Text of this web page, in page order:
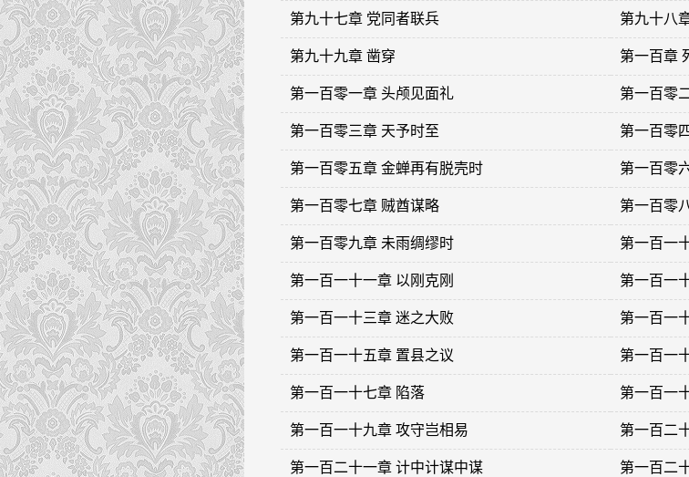
第九十七章 党同者联兵 第九十八
第九十九章 凿穿 第一百章
第一百零一章 头颅见面礼 第一百零
第一百零三章 天予时至 第一百零
第一百零五章 金蝉再有脱壳时 第一百零
第一百零七章 贼酋谋略 第一百零
第一百零九章 未雨绸缪时 第一百一
第一百一十一章 以刚克刚 第一百一
第一百一十三章 迷之大败 第一百一
第一百一十五章 置县之议 第一百一
第一百一十七章 陷落 第一百一
第一百一十九章 攻守岂相易 第一百二
第一百二十一章 计中计谋中谋 第一百二